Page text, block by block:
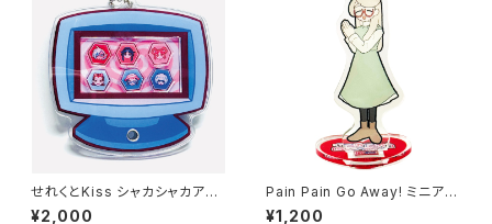
せれくとKiss シャカシャカアク
キー
¥2,000
Pain Pain Go Away! ミニアク
リルスタンド リオさん
¥1,200